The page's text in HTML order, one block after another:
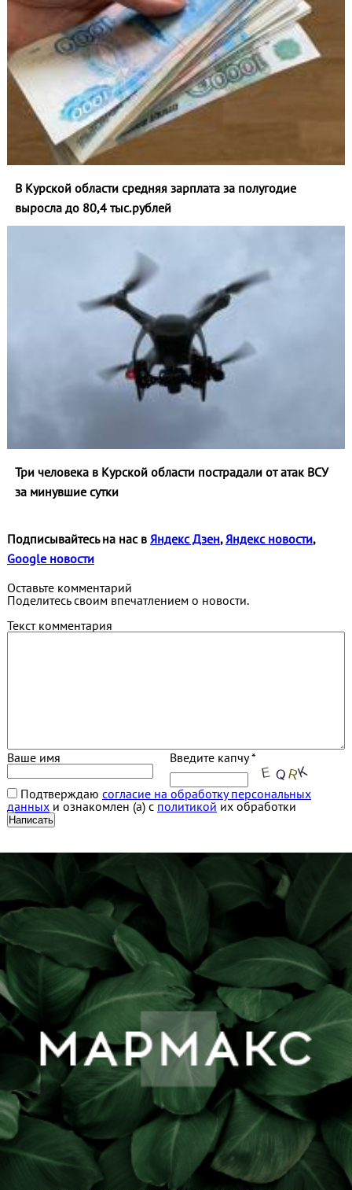
В Курской области средняя зарплата за полугодие
выросла до 80,4 тыс.рублей
Три человека в Курской области пострадали от атак ВСУ
за минувшие сутки
Подписывайтесь на нас в Яндекс Дзен,Яндекс новости,
Google новости
Оставьте комментарий
Поделитесь своим впечатлением о новости.
Текст комментария
Ваше имя Введите капчу *
Подтверждаю согласие на обработку персональных
данныхи ознакомлен (а) с политикой их обработки